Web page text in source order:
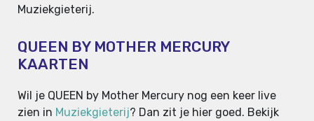
Muziekgieterij.
QUEEN BY MOTHER MERCURY
KAARTEN
Wil je QUEEN by Mother Mercury nog een keer live
zien in Muziekgieterij? Dan zit je hier goed. Bekijk